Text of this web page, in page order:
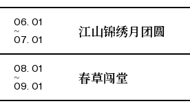
06. 01
07. 01
江山锦绣月团圆
08. 01
09. 01
春草闯堂